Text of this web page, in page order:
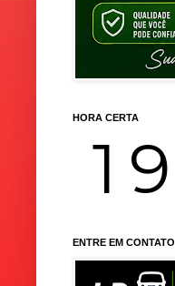
HORA CERTA
ENTRE EM CONTATO